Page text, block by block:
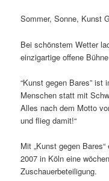
Sommer, Sonne, Kunst
Bei schönstem Wetter
einzigartige offene
“Kunst gegen Bares” ist
Menschen statt mit
Alles nach dem Motto
und flieg damit!“
Mit „Kunst gegen
2007 in Köln eine
Zuschauerbeteiligung.